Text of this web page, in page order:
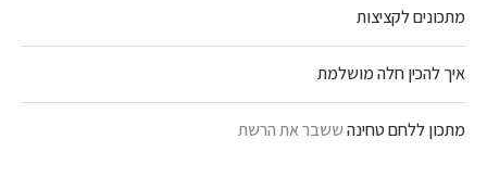
מתכונים לקציצות
איך להכין חלה מושלמת
מתכון ללחם טחינהששבר את הרשת